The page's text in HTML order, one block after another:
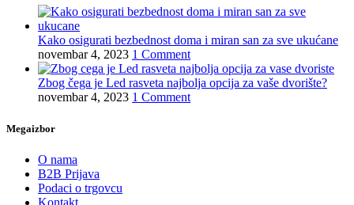
Kako osigurati bezbednost doma i miran san za sve ukućane
novembar 4, 2023 1 Comment
Zbog čega je Led rasveta najbolja opcija za vaše dvorište?
novembar 4, 2023 1 Comment
Megaizbor
O nama
B2B Prijava
Podaci o trgovcu
Kontakt